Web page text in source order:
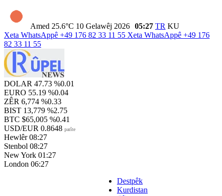
Amed 25.6°C 10 Gelawêj 2026 05:27 TR KU
Xeta WhatsAppê +49 176 82 33 11 55 Xeta WhatsAppê +49 176
82 33 11 55
DOLAR 47.73 %0.01
EURO 55.19 %0.04
ZÊR 6,774 %0.33
BIST 13,779 %2.75
BTC $65,005 %0.41
USD/EUR 0.8648 parîte
Hewlêr 08:27
Stenbol 08:27
New York 01:27
London 06:27
Destpêk
Kurdistan